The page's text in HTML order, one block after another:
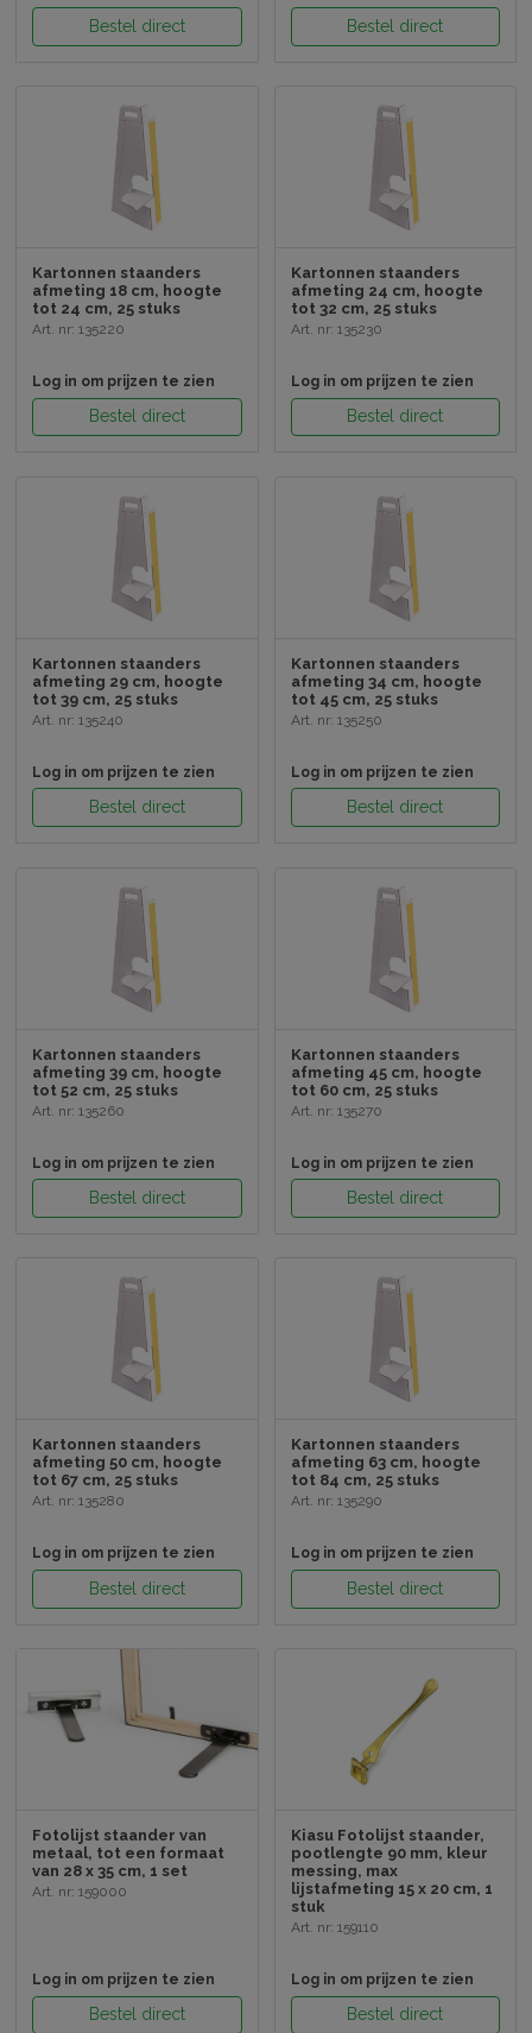
Bestel direct Bestel direct
Kartonnen staanders
afmeting 18 cm, hoogte
tot 24 cm, 25 stuks
Art. nr: 135220
Log in om prijzen te zien
Bestel direct
Kartonnen staanders
afmeting 24 cm, hoogte
tot 32 cm, 25 stuks
Art. nr: 135230
Log in om prijzen te zien
Bestel direct
Kartonnen staanders
afmeting 29 cm, hoogte
tot 39 cm, 25 stuks
Art. nr: 135240
Log in om prijzen te zien
Bestel direct
Kartonnen staanders
afmeting 34 cm, hoogte
tot 45 cm, 25 stuks
Art. nr: 135250
Log in om prijzen te zien
Bestel direct
Kartonnen staanders
afmeting 39 cm, hoogte
tot 52 cm, 25 stuks
Art. nr: 135260
Log in om prijzen te zien
Bestel direct
Kartonnen staanders
afmeting 45 cm, hoogte
tot 60 cm, 25 stuks
Art. nr: 135270
Log in om prijzen te zien
Bestel direct
Kartonnen staanders
afmeting 50 cm, hoogte
tot 67 cm, 25 stuks
Art. nr: 135280
Log in om prijzen te zien
Bestel direct
Kartonnen staanders
afmeting 63 cm, hoogte
tot 84 cm, 25 stuks
Art. nr: 135290
Log in om prijzen te zien
Bestel direct
Fotolijst staander van
metaal, tot een formaat
van 28 x 35 cm, 1 set
Art. nr: 159000
Log in om prijzen te zien
Bestel direct
Kiasu Fotolijst staander,
pootlengte 90 mm, kleur
messing, max
lijstafmeting 15 x 20 cm, 1
stuk
Art. nr: 159110
Log in om prijzen te zien
Bestel direct